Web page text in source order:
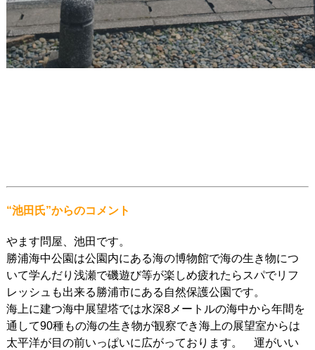
“池田氏”からのコメント
やます問屋、池田です。
勝浦海中公園は公園内にある海の博物館で海の生き物につ
いて学んだり浅瀬で磯遊び等が楽しめ疲れたらスパでリフ
レッシュも出来る勝浦市にある自然保護公園です。
海上に建つ海中展望塔では水深8メートルの海中から年間を
通して90種もの海の生き物が観察でき海上の展望室からは
太平洋が目の前いっぱいに広がっております。 運がいい